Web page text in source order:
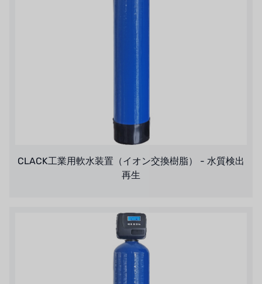
CLACK工業用軟水装置（イオン交換樹脂） - 水質検出
再生